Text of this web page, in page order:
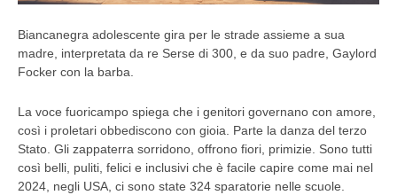
Biancanegra adolescente gira per le strade assieme a sua
madre, interpretata da re Serse di 300, e da suo padre, Gaylord
Focker con la barba.
La voce fuoricampo spiega che i genitori governano con amore,
così i proletari obbediscono con gioia. Parte la danza del terzo
Stato. Gli zappaterra sorridono, offrono fiori, primizie. Sono tutti
così belli, puliti, felici e inclusivi che è facile capire come mai nel
2024, negli USA, ci sono state 324 sparatorie nelle scuole.